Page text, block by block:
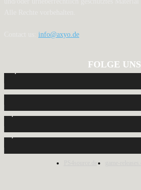
info@axyo.de
FOLGE UNS
440 Follower
2,040 Follower
1,150 Abonnenten